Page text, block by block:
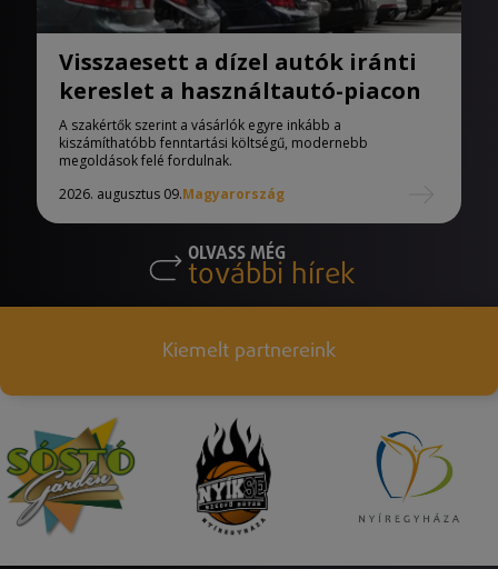
Visszaesett a dízel autók iránti
kereslet a használtautó-piacon
A szakértők szerint a vásárlók egyre inkább a
kiszámíthatóbb fenntartási költségű, modernebb
megoldások felé fordulnak.
2026. augusztus 09.Magyarország
OLVASS MÉG
további hírek
Kiemelt partnereink